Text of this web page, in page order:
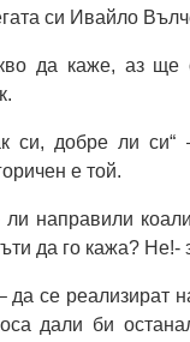
си Ивайло
да каже, аз ще
си, добре ли си“
е той.
ли направили
да го кажа? Не!-
да се реализират
дали би